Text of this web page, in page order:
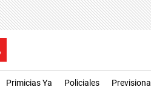
Primicias Ya Policiales Previsional